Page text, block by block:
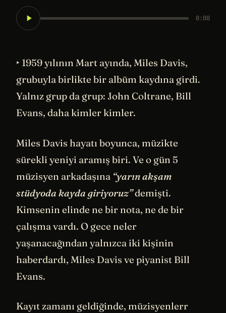
0:00
‣ 1959 yılının Mart ayında, Miles Davis,
grubuyla birlikte bir albüm kaydına girdi.
Yalnız grup da grup: John Coltrane, Bill
Evans, daha kimler kimler.
Miles Davis hayatı boyunca, müzikte
sürekli yeniyi aramış biri. Ve o gün 5
müzisyen arkadaşına “yarın akşam
stüdyoda kayda giriyoruz”demişti.
Kimsenin elinde ne bir nota, ne de bir
çalışma vardı. O gece neler
yaşanacağından yalnızca iki kişinin
haberdardı, Miles Davis ve piyanist Bill
Evans.
Kayıt zamanı geldiğinde, müzisyenlerr